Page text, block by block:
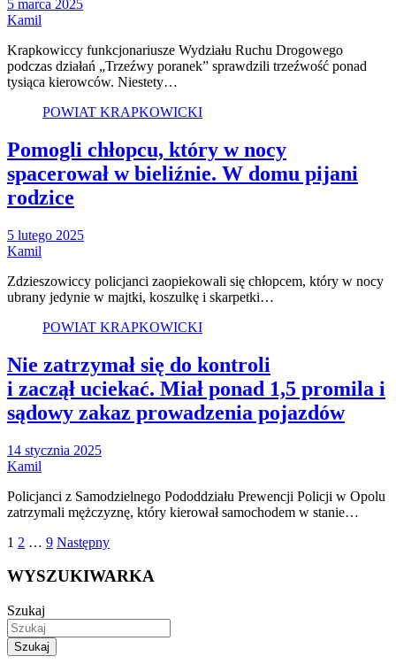
5 marca 2025
Kamil
Krapkowiccy funkcjonariusze Wydziału Ruchu Drogowego
podczas działań „Trzeźwy poranek” sprawdzili trzeźwość ponad
tysiąca kierowców. Niestety…
POWIAT KRAPKOWICKI
Pomogli chłopcu, który w nocy
spacerował w bieliźnie. W domu pijani
rodzice
5 lutego 2025
Kamil
Zdzieszowiccy policjanci zaopiekowali się chłopcem, który w nocy
ubrany jedynie w majtki, koszulkę i skarpetki…
POWIAT KRAPKOWICKI
Nie zatrzymał się do kontroli
i zaczął uciekać. Miał ponad 1,5 promila i
sądowy zakaz prowadzenia pojazdów
14 stycznia 2025
Kamil
Policjanci z Samodzielnego Pododdziału Prewencji Policji w Opolu
zatrzymali mężczyznę, który kierował samochodem w stanie…
Stronicowanie
wpisów
1 2 … 9 Następny
WYSZUKIWARKA
Szukaj
Szukaj